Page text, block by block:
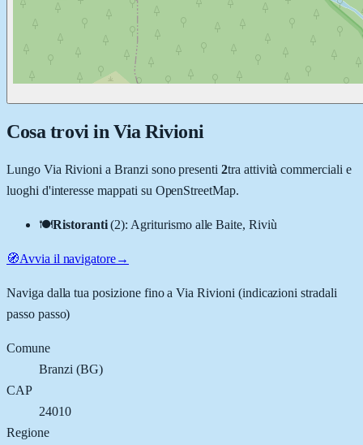
Cosa trovi in Via Rivioni
Lungo Via Rivioni aBranzi sono presenti 2tra attività commerciali e
luoghi d'interesse mappati su OpenStreetMap.
🍽️Ristoranti (2): Agriturismo alle Baite, Riviù
🧭Avvia il navigatore→
Naviga dalla tua posizione fino aVia Rivioni (indicazioni stradali
passo passo)
Comune
Branzi (BG)
CAP
24010
Regione